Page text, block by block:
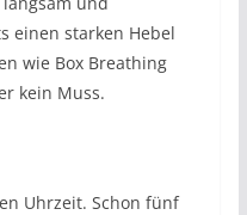
einen starken Hebel
wie Box Breathing
kein Muss.
Uhrzeit. Schon fünf